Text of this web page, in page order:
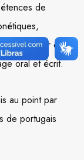
de
d’acquérir des
oral et écrit.
au point par
de portugais